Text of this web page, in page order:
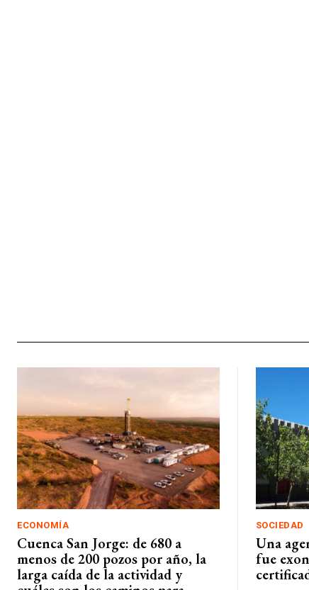
ECONOMÍA
Cuenca San Jorge: de 680 a
menos de 200 pozos por año, la
larga caída de la actividad y
SOCIEDAD
Una
fue